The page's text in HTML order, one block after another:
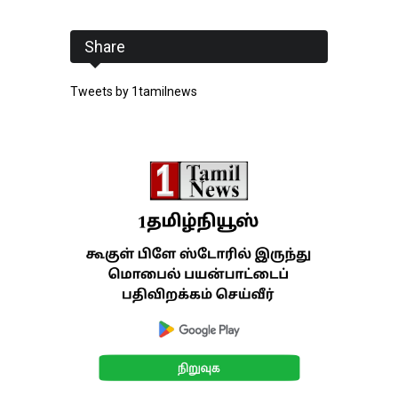
Share
Tweets by 1tamilnews